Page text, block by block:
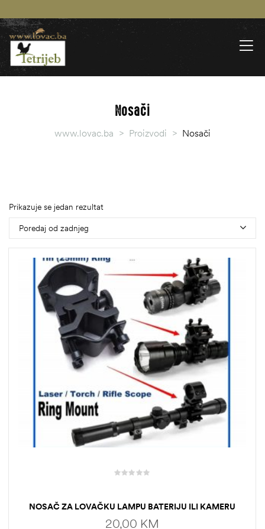
Nosači
www.lovac.ba > Proizvodi > Nosači
Prikazuje se jedan rezultat
Poredaj od zadnjeg
NOSAČ ZA LOVAČKU LAMPU BATERIJU ILI KAMERU
20,00 KM